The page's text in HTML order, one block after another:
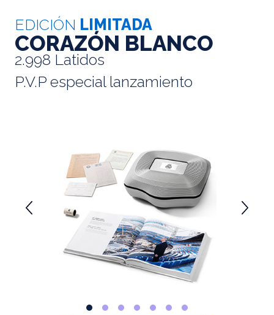
EDICIÓN LIMITADA
CORAZÓN BLANCO
2.998 Latidos
P.V.P especial lanzamiento